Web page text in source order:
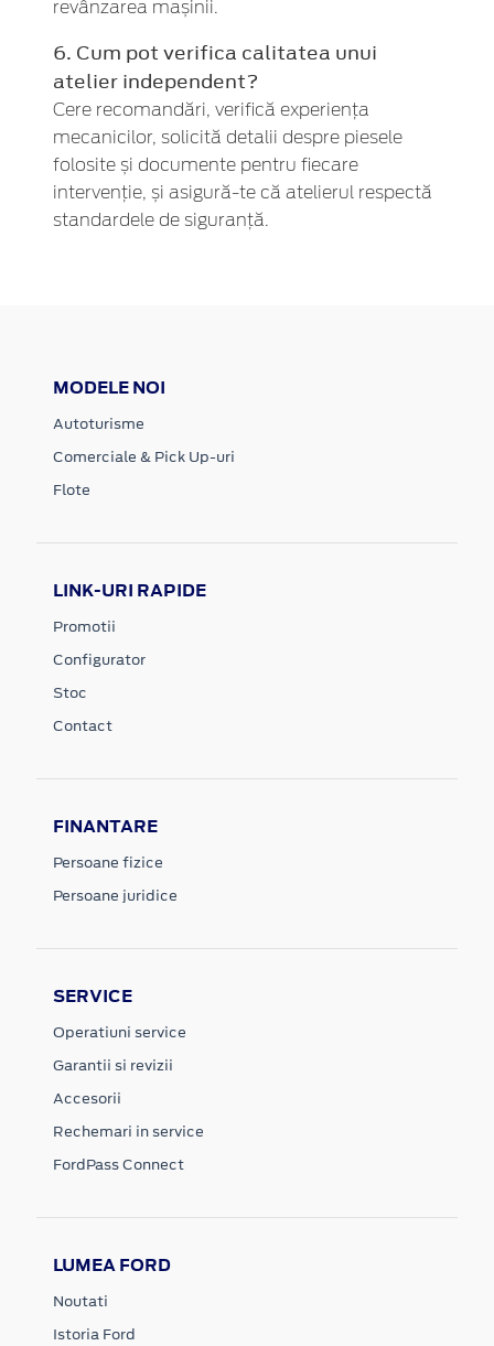
revânzarea mașinii.
6. Cum pot verifica calitatea unui
atelier independent?
Cere recomandări, verifică experiența
mecanicilor, solicită detalii despre piesele
folosite și documente pentru fiecare
intervenție, și asigură-te că atelierul respectă
standardele de siguranță.
MODELE NOI
Autoturisme
Comerciale & Pick Up-uri
Flote
LINK-URI RAPIDE
Promotii
Configurator
Stoc
Contact
FINANTARE
Persoane fizice
Persoane juridice
SERVICE
Operatiuni service
Garantii si revizii
Accesorii
Rechemari in service
FordPass Connect
LUMEA FORD
Noutati
Istoria Ford